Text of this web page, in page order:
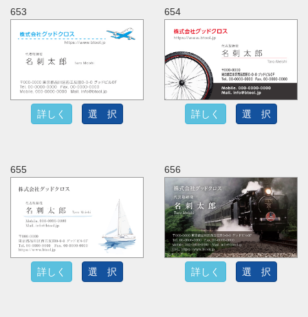
653
詳しく 選 択
654
詳しく 選 択
655
詳しく 選 択
656
詳しく 選 択